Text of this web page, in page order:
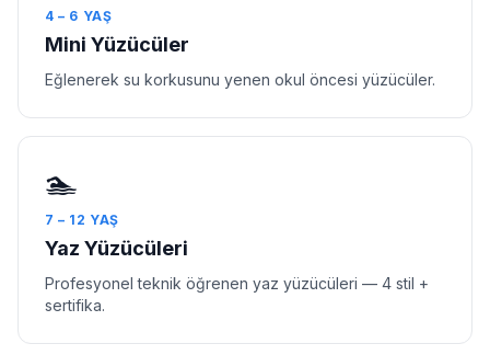
4 – 6 YAŞ
Mini Yüzücüler
Eğlenerek su korkusunu yenen okul öncesi yüzücüler.
🏊
7 – 12 YAŞ
Yaz Yüzücüleri
Profesyonel teknik öğrenen yaz yüzücüleri — 4 stil +
sertifika.